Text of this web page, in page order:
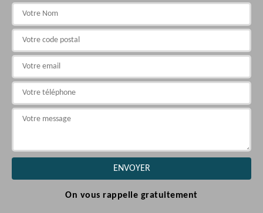
On vous rappelle gratuitement